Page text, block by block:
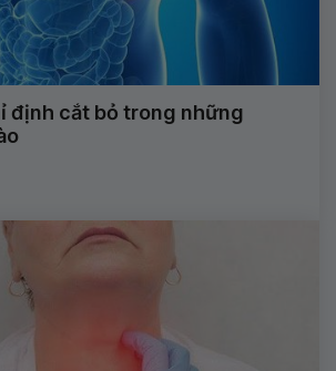
định cắt bỏ trong những